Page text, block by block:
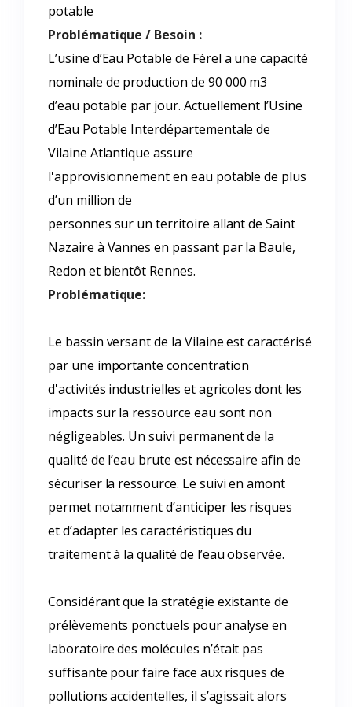
potable
Problématique / Besoin :
L’usine d’Eau Potable de Férel a une capacité
nominale de production de 90 000 m3
d’eau potable par jour. Actuellement l’Usine
d’Eau Potable Interdépartementale de
Vilaine Atlantique assure
l'approvisionnement en eau potable de plus
d’un million de
personnes sur un territoire allant de Saint
Nazaire à Vannes en passant par la Baule,
Redon et bientôt Rennes.
Problématique:
Le bassin versant de la Vilaine est caractérisé
par une importante concentration
d'activités industrielles et agricoles dont les
impacts sur la ressource eau sont non
négligeables. Un suivi permanent de la
qualité de l’eau brute est nécessaire afin de
sécuriser la ressource. Le suivi en amont
permet notamment d’anticiper les risques
et d’adapter les caractéristiques du
traitement à la qualité de l’eau observée.
Considérant que la stratégie existante de
prélèvements ponctuels pour analyse en
laboratoire des molécules n’était pas
suffisante pour faire face aux risques de
pollutions accidentelles, il s’agissait alors